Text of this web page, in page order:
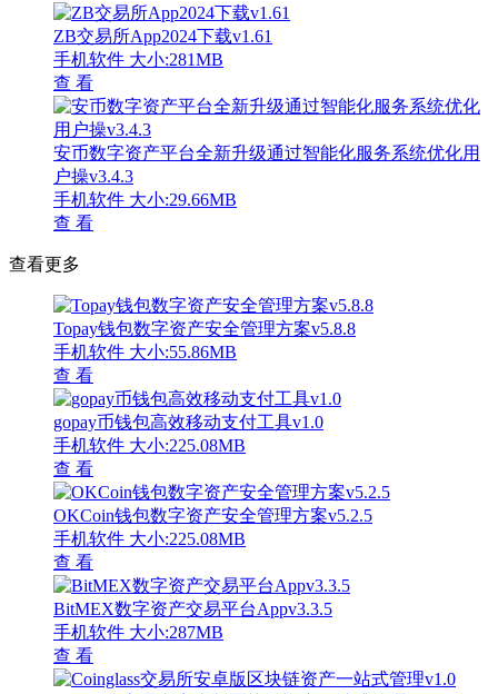
ZB交易所App2024下载v1.61
手机软件 大小:281MB
查 看
安币数字资产平台全新升级通过智能化服务系统优化用
户操v3.4.3
手机软件 大小:29.66MB
查 看
查看更多
Topay钱包数字资产安全管理方案v5.8.8
手机软件 大小:55.86MB
查 看
gopay币钱包高效移动支付工具v1.0
手机软件 大小:225.08MB
查 看
OKCoin钱包数字资产安全管理方案v5.2.5
手机软件 大小:225.08MB
查 看
BitMEX数字资产交易平台Appv3.3.5
手机软件 大小:287MB
查 看